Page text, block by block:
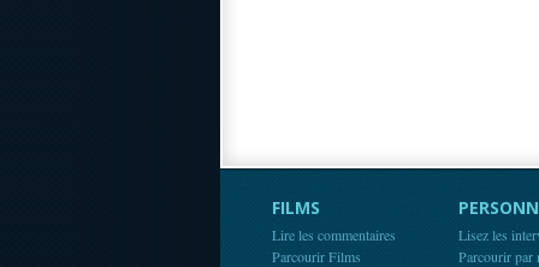
FILMS
Lire les commentaires
Parcourir Films
Lisez les
Parcourir par